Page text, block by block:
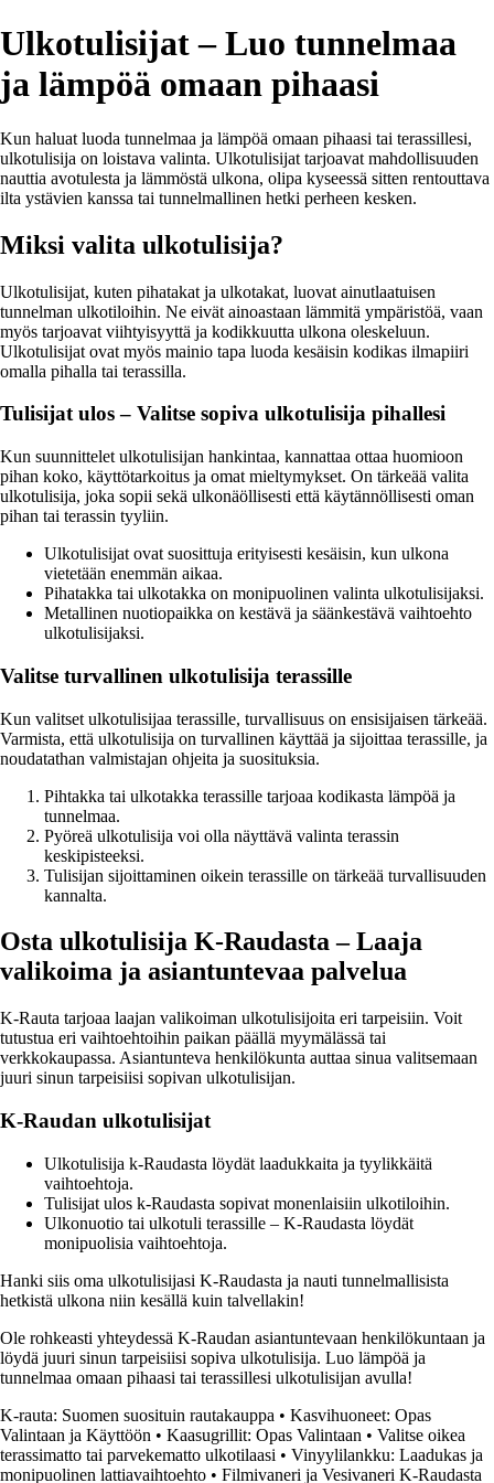
Ulkotulisijat – Luo tunnelmaa
ja lämpöä omaan pihaasi
Kun haluat luoda tunnelmaa ja lämpöä omaan pihaasi tai terassillesi,
ulkotulisija on loistava valinta. Ulkotulisijat tarjoavat mahdollisuuden
nauttia avotulesta ja lämmöstä ulkona, olipa kyseessä sitten rentouttava
ilta ystävien kanssa tai tunnelmallinen hetki perheen kesken.
Miksi valita ulkotulisija?
Ulkotulisijat, kuten pihatakat ja ulkotakat, luovat ainutlaatuisen
tunnelman ulkotiloihin. Ne eivät ainoastaan lämmitä ympäristöä, vaan
myös tarjoavat viihtyisyyttä ja kodikkuutta ulkona oleskeluun.
Ulkotulisijat ovat myös mainio tapa luoda kesäisin kodikas ilmapiiri
omalla pihalla tai terassilla.
Tulisijat ulos – Valitse sopiva ulkotulisija pihallesi
Kun suunnittelet ulkotulisijan hankintaa, kannattaa ottaa huomioon
pihan koko, käyttötarkoitus ja omat mieltymykset. On tärkeää valita
ulkotulisija, joka sopii sekä ulkonäöllisesti että käytännöllisesti oman
pihan tai terassin tyyliin.
Ulkotulisijat ovat suosittuja erityisesti kesäisin, kun ulkona
vietetään enemmän aikaa.
Pihatakka tai ulkotakka on monipuolinen valinta ulkotulisijaksi.
Metallinen nuotiopaikka on kestävä ja säänkestävä vaihtoehto
ulkotulisijaksi.
Valitse turvallinen ulkotulisija terassille
Kun valitset ulkotulisijaa terassille, turvallisuus on ensisijaisen tärkeää.
Varmista, että ulkotulisija on turvallinen käyttää ja sijoittaa terassille, ja
noudatathan valmistajan ohjeita ja suosituksia.
Pihtakka tai ulkotakka terassille tarjoaa kodikasta lämpöä ja
tunnelmaa.
Pyöreä ulkotulisija voi olla näyttävä valinta terassin
keskipisteeksi.
Tulisijan sijoittaminen oikein terassille on tärkeää turvallisuuden
kannalta.
Osta ulkotulisija K-Raudasta – Laaja
valikoima ja asiantuntevaa palvelua
K-Rauta tarjoaa laajan valikoiman ulkotulisijoita eri tarpeisiin. Voit
tutustua eri vaihtoehtoihin paikan päällä myymälässä tai
verkkokaupassa. Asiantunteva henkilökunta auttaa sinua valitsemaan
juuri sinun tarpeisiisi sopivan ulkotulisijan.
K-Raudan ulkotulisijat
Ulkotulisija k-Raudasta löydät laadukkaita ja tyylikkäitä
vaihtoehtoja.
Tulisijat ulos k-Raudasta sopivat monenlaisiin ulkotiloihin.
Ulkonuotio tai ulkotuli terassille – K-Raudasta löydät
monipuolisia vaihtoehtoja.
Hanki siis oma ulkotulisijasi K-Raudasta ja nauti tunnelmallisista
hetkistä ulkona niin kesällä kuin talvellakin!
Ole rohkeasti yhteydessä K-Raudan asiantuntevaan henkilökuntaan ja
löydä juuri sinun tarpeisiisi sopiva ulkotulisija. Luo lämpöä ja
tunnelmaa omaan pihaasi tai terassillesi ulkotulisijan avulla!
K-rauta: Suomen suosituin rautakauppa • Kasvihuoneet: Opas
Valintaan ja Käyttöön • Kaasugrillit: Opas Valintaan • Valitse oikea
terassimatto tai parvekematto ulkotilaasi • Vinyylilankku: Laadukas ja
monipuolinen lattiavaihtoehto • Filmivaneri ja Vesivaneri K-Raudasta